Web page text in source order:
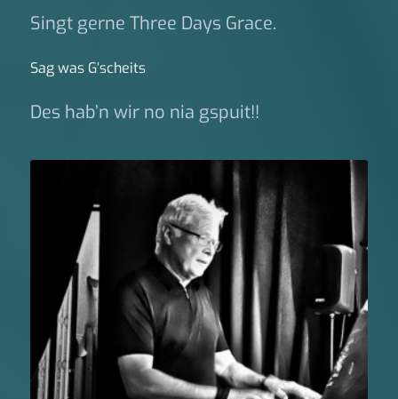
Singt gerne Three Days Grace.
Sag was G‘scheits
Des hab’n wir no nia gspuit!!